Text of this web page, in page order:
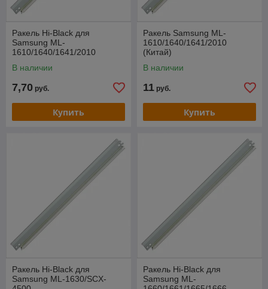
Ракель Hi-Black для
Samsung ML-
1610/1640/1641/2010
В наличии
7,70 руб.
Купить
Ракель Samsung ML-
1610/1640/1641/2010
(Китай)
В наличии
11 руб.
Купить
Ракель Hi-Black для
Samsung ML-1630/SCX-
Ракель Hi-Black для
Samsung ML-